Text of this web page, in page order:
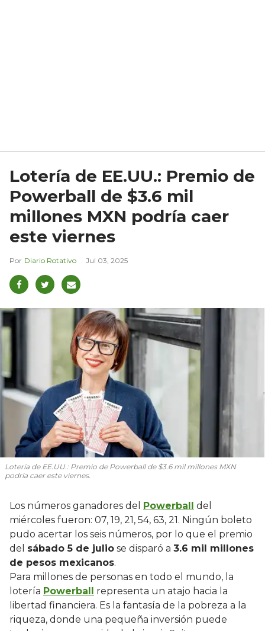
Lotería de EE.UU.: Premio de
Powerball de $3.6 mil
millones MXN podría caer
este viernes
Diario Rotativo Jul 03, 2025
Lotería de EE.UU.: Premio de Powerball de $3.6 mil millones MXN
podría caer este viernes.
Los números ganadores del Powerball del
miércoles fueron: 07, 19, 21, 54, 63, 21. Ningún boleto
pudo acertar los seis números, por lo que el premio
del sábado 5 de julio se disparó a 3.6 mil millones
de pesos mexicanos.
Para millones de personas en todo el mundo, la
lotería Powerball representa un atajo hacia la
libertad financiera. Es la fantasía de la pobreza a la
riqueza, donde una pequeña inversión puede